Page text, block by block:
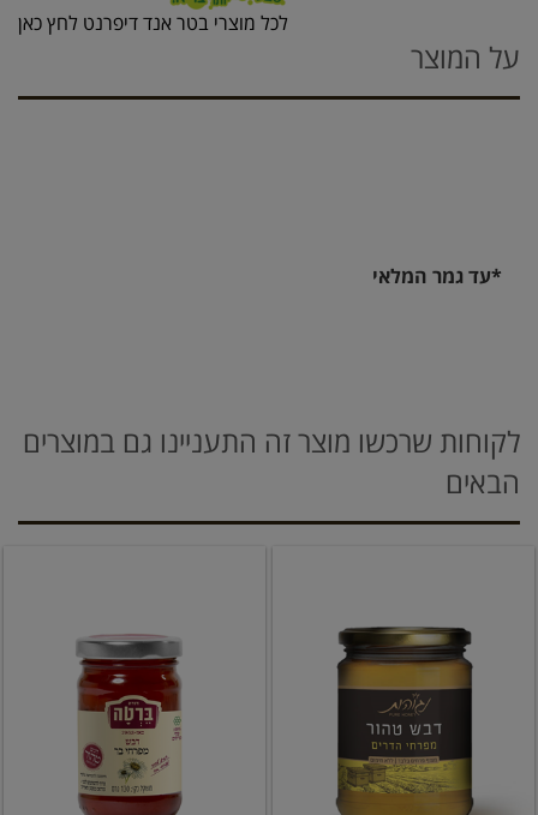
לכל מוצרי בטר אנד דיפרנט לחץ כאן
על המוצר
*עד גמר המלאי
לקוחות שרכשו מוצר זה התעניינו גם במוצרים
הבאים